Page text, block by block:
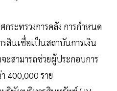
กระทรวงการคลัง การกำหนด
สินเชื่อเป็นสถาบันการเงิน
ะสามารถช่วยผู้ประกอบการ
400,000 ราย